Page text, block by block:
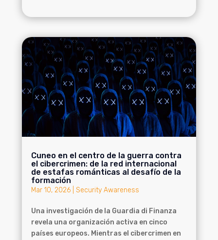
Cuneo en el centro de la guerra contra
el cibercrimen: de la red internacional
de estafas románticas al desafío de la
formación
Mar 10, 2026| Security Awareness
Una investigación de la Guardia di Finanza
revela una organización activa en cinco
países europeos. Mientras el cibercrimen en